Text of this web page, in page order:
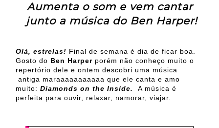
Aumenta o som e vem cantar
junto a música do Ben Harper!
Olá, estrelas! Final de semana é dia de ficar boa.
Gosto do Ben Harper porém não conheço muito o
repertório dele e ontem descobri uma música
antiga maraaaaaaaaaaa que ele canta e amo
muito: Diamonds on the Inside.
A música é
perfeita para ouvir, relaxar, namorar, viajar.